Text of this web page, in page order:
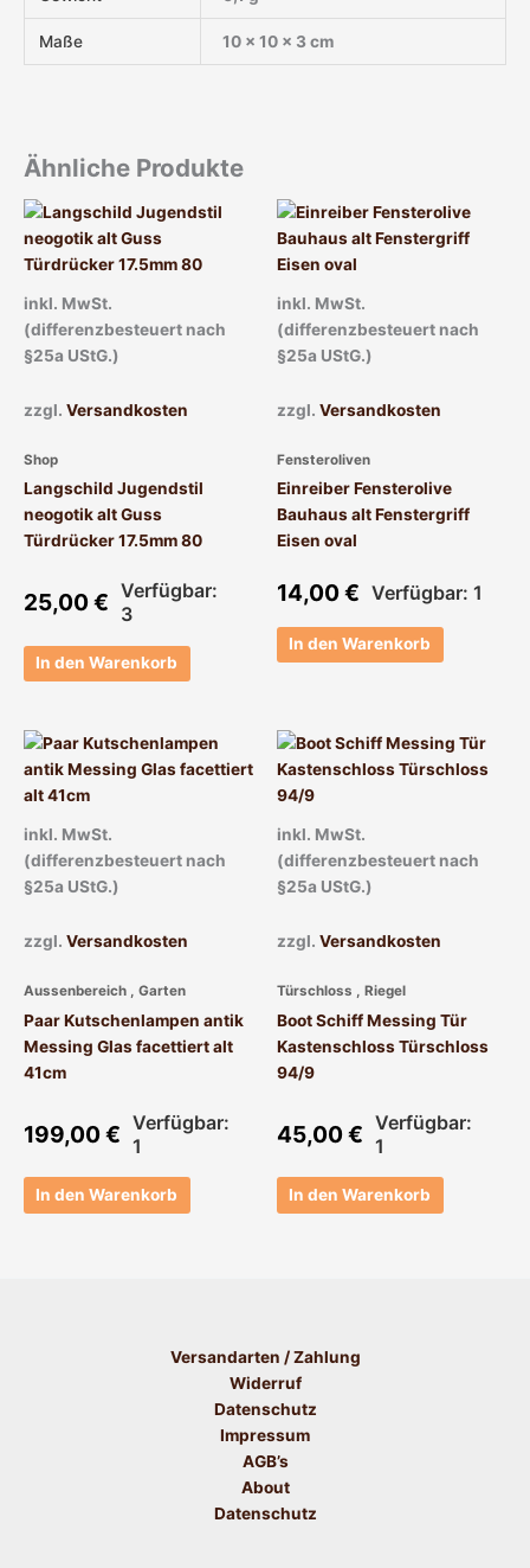
Maße 10 × 10 × 3 cm
Ähnliche Produkte
inkl. MwSt.
(differenzbesteuert nach
§25a UStG.)
zzgl. Versandkosten
Shop
Langschild Jugendstil
neogotik alt Guss
Türdrücker 17.5mm 80
25,00€ Verfügbar:
3
In den Warenkorb
inkl. MwSt.
(differenzbesteuert nach
§25a UStG.)
zzgl. Versandkosten
Fensteroliven
Einreiber Fensterolive
Bauhaus alt Fenstergriff
Eisen oval
14,00€ Verfügbar: 1
In den Warenkorb
inkl. MwSt.
(differenzbesteuert nach
§25a UStG.)
zzgl. Versandkosten
Aussenbereich , Garten
Paar Kutschenlampen antik
Messing Glas facettiert alt
41cm
199,00€ Verfügbar:
1
In den Warenkorb
inkl. MwSt.
(differenzbesteuert nach
§25a UStG.)
zzgl. Versandkosten
Türschloss , Riegel
Boot Schiff Messing Tür
Kastenschloss Türschloss
94/9
45,00€ Verfügbar:
1
In den Warenkorb
Versandarten / Zahlung
Widerruf
Datenschutz
Impressum
AGB’s
About
Datenschutz